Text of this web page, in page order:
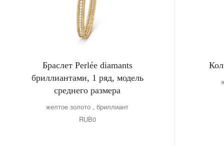
Браслет Perlée diamants
бриллиантами, 1 ряд, модель
среднего размера
желтое золото , бриллиант
RUB0